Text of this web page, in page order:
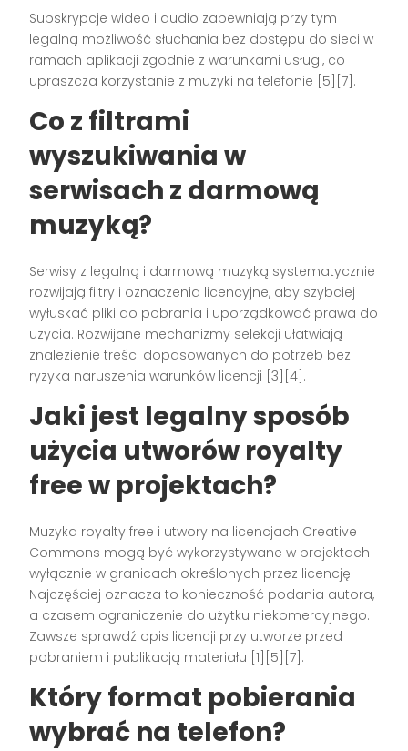
Subskrypcje wideo i audio zapewniają przy tym
legalną możliwość słuchania bez dostępu do sieci w
ramach aplikacji zgodnie z warunkami usługi, co
upraszcza korzystanie z muzyki na telefonie [5][7].
Co z filtrami
wyszukiwania w
serwisach z darmową
muzyką?
Serwisy z legalną i darmową muzyką systematycznie
rozwijają filtry i oznaczenia licencyjne, aby szybciej
wyłuskać pliki do pobrania i uporządkować prawa do
użycia. Rozwijane mechanizmy selekcji ułatwiają
znalezienie treści dopasowanych do potrzeb bez
ryzyka naruszenia warunków licencji [3][4].
Jaki jest legalny sposób
użycia utworów royalty
free w projektach?
Muzyka royalty free i utwory na licencjach Creative
Commons mogą być wykorzystywane w projektach
wyłącznie w granicach określonych przez licencję.
Najczęściej oznacza to konieczność podania autora,
a czasem ograniczenie do użytku niekomercyjnego.
Zawsze sprawdź opis licencji przy utworze przed
pobraniem i publikacją materiału [1][5][7].
Który format pobierania
wybrać na telefon?